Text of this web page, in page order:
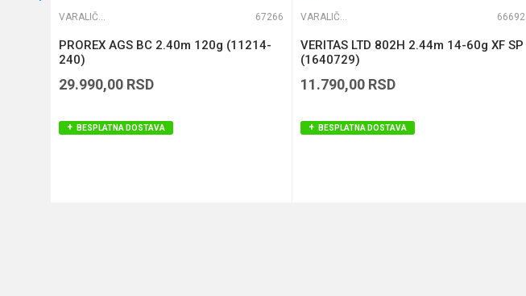
VARALIČARSKI ŠTAPOVI 67266
PROREX AGS BC 2.40m 120g (11214-
240)
29.990,00 RSD
BESPLATNA DOSTAVA
VARALIČARSKI ŠTAPOVI 66692
VERITAS LTD 802H 2.44m 14-60g XF SP
(1640729)
11.790,00 RSD
BESPLATNA DOSTAVA